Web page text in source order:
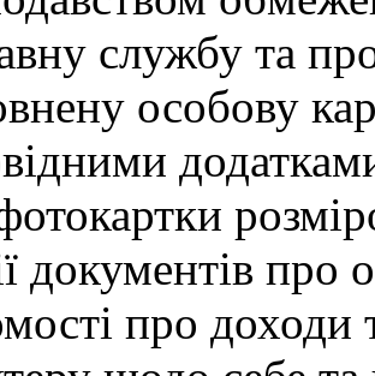
службу та
особову
документів про
про доходи